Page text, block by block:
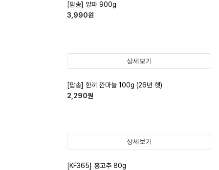
[팜송] 양파 900g
3,990원
상세보기
[팜송] 한끼 깐마늘 100g (26년 햇)
2,290원
상세보기
[KF365] 홍고추 80g